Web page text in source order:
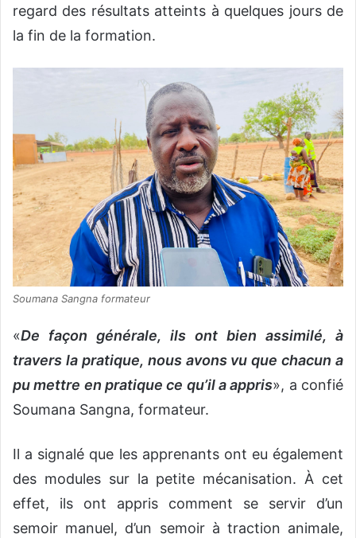
regard des résultats atteints à quelques jours de
la fin de la formation.
Soumana Sangna formateur
«De façon générale, ils ont bien assimilé, à
travers la pratique, nous avons vu que chacun a
pu mettre en pratique ce qu’il a appris», a confié
Soumana Sangna, formateur.
Il a signalé que les apprenants ont eu également
des modules sur la petite mécanisation. À cet
effet, ils ont appris comment se servir d’un
semoir manuel, d’un semoir à traction animale,